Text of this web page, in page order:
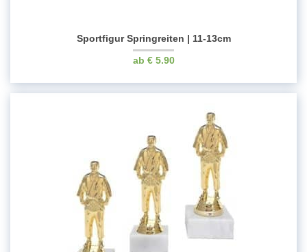
Sportfigur Springreiten | 11-13cm
€5.90